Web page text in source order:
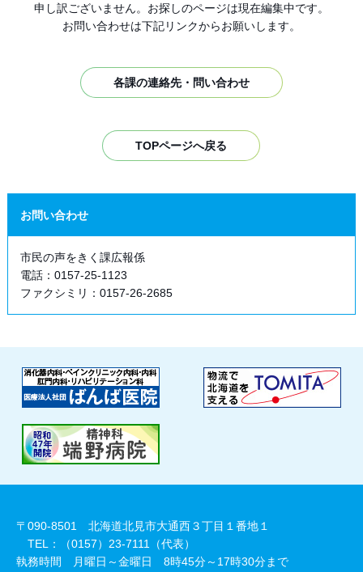
申し訳ございません。お探しのページは現在編集中です。
お問い合わせは下記リンクからお願いします。
各課の連絡先・問い合わせ
TOPページへ戻る
お問い合わせ
市民の声をきく課広報係
電話：0157-25-1123
ファクシミリ：0157-26-2685
〒090-8501 北海道北見市大通西３丁目１番地１
TEL：（0157）23-7111（代表）
執務時間 月曜日～金曜日 8時45分～17時30分まで